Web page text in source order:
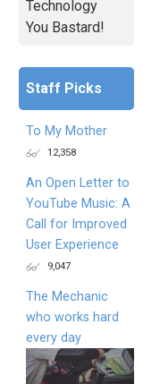
Technology
You Bastard!
Staff Picks
To My Mother
12,358
An Open Letter to
YouTube Music: A
Call for Improved
User Experience
9,047
The Mechanic
who works hard
every day